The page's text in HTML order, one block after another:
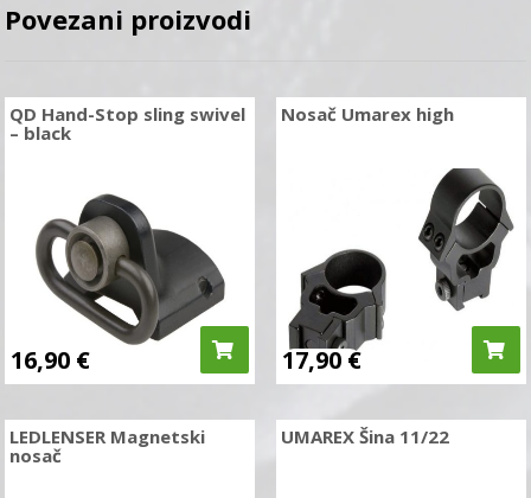
Povezani proizvodi
QD Hand-Stop sling swivel
– black
16,90 €
Nosač Umarex high
17,90 €
LEDLENSER Magnetski
nosač
UMAREX Šina 11/22